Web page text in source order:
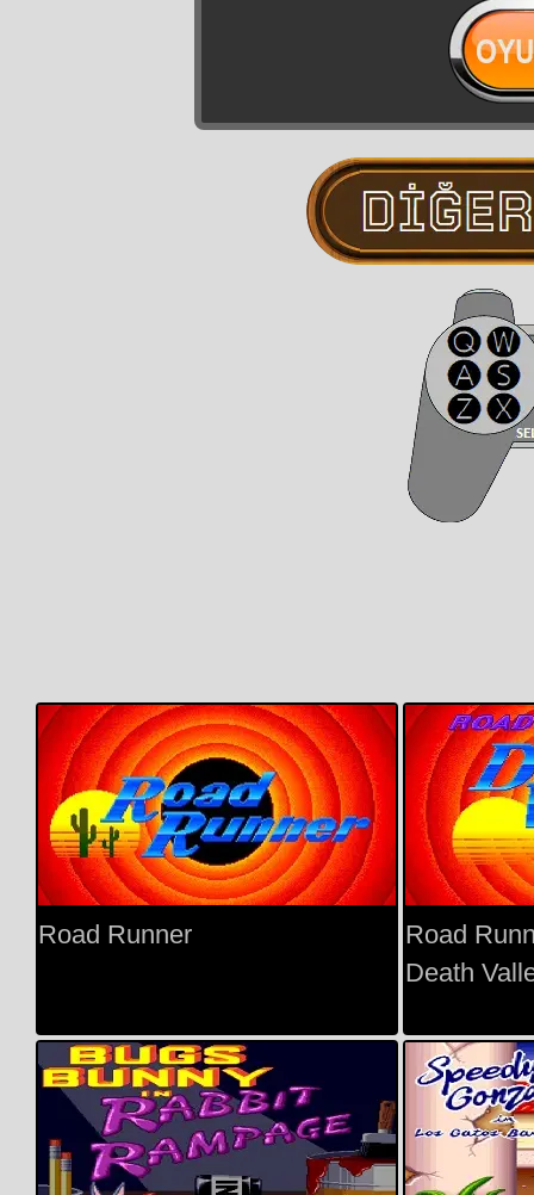
Road Runner
Road
Death